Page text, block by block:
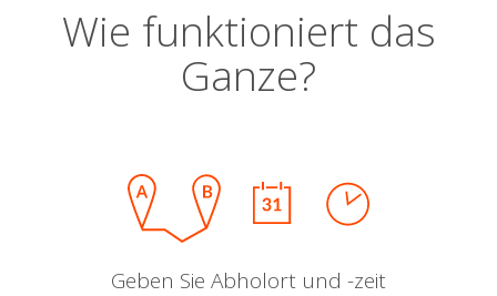
Wie funktioniert das
Ganze?
Geben Sie Abholort und -zeit